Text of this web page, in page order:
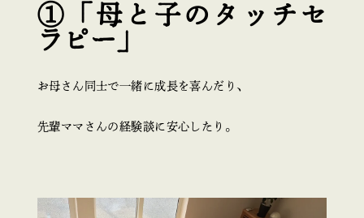
①「母と子のタッチセ
ラピー」
お母さん同士で一緒に成長を喜んだり、
先輩ママさんの経験談に安心したり。